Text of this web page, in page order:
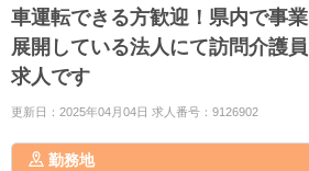
車運転できる方歓迎！県内で事業
展開している法人にて訪問介護員
求人です
更新日：2025年04月04日 求人番号：9126902
勤務地